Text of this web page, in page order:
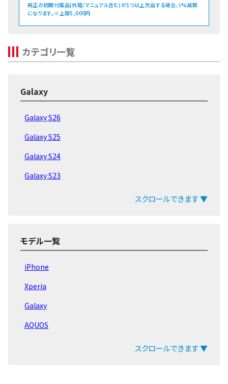
純正の初期付属品(外箱/マニュアル含む)が1つ以上欠品する場合、 5%減額
になります。※上限5,000円
カテゴリ一覧
Galaxy
Galaxy S26
Galaxy S25
Galaxy S24
Galaxy S23
Galaxy Z Flip
Galaxy Z Fold
Galaxy Note20
Galaxy Note10
Galaxy Note9
スクロールできます ▼
モデル一覧
iPhone
Xperia
Galaxy
AQUOS
スクロールできます ▼